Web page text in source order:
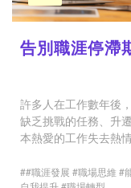
告別職涯停滯
許多人在工作數年後
缺乏挑戰的任務、升
本熱愛的工作失去熱
##職涯發展 #職場思維 #